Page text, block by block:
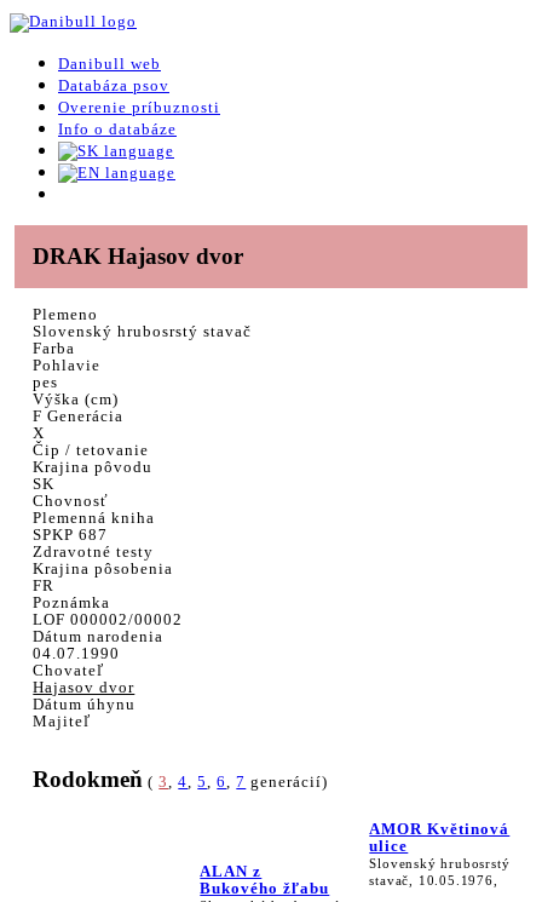
Danibull web
Databáza psov
Overenie príbuznosti
Info o databáze
DRAK Hajasov dvor
Plemeno
Slovenský hrubosrstý stavač
Farba
Pohlavie
pes
Výška (cm)
F Generácia
X
Čip / tetovanie
Krajina pôvodu
SK
Chovnosť
Plemenná kniha
SPKP 687
Zdravotné testy
Krajina pôsobenia
FR
Poznámka
LOF 000002/00002
Dátum narodenia
04.07.1990
Chovateľ
Hajasov dvor
Dátum úhynu
Majiteľ
Rodokmeň (3,4,5,6,7 generácií)
ALAN z
Bukového žľabu
AMOR Květinová
ulice
Slovenský hrubosrstý
stavač, 10.05.1976,